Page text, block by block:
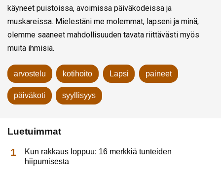
käyneet puistoissa, avoimissa päiväkodeissa ja
muskareissa. Mielestäni me molemmat, lapseni ja minä,
olemme saaneet mahdollisuuden tavata riittävästi myös
muita ihmisiä.
arvostelu kotihoito Lapsi paineet
päiväkoti syyllisyys
Luetuimmat
Kun rakkaus loppuu: 16 merkkiä tunteiden
hiipumisesta